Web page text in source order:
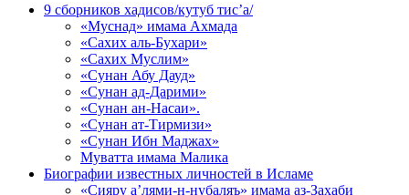
9 сборников хадисов/кутуб тис’а/
«Муснад» имама Ахмада
«Сахих аль-Бухари»
«Сахих Муслим»
«Сунан Абу Дауд»
«Сунан ад-Дарими»
«Сунан ан-Насаи».
«Сунан ат-Тирмизи»
«Сунан Ибн Маджах»
Муватта имама Малика
Биографии известных личностей в Исламе
«Сияру а’лями-н-нубаляъ» имама аз-Захаби